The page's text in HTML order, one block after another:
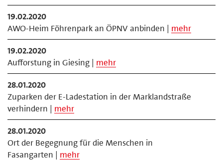
19.02.2020
AWO-Heim Föhrenpark an ÖPNV anbinden | mehr
19.02.2020
Aufforstung in Giesing | mehr
28.01.2020
Zuparken der E-Ladestation in der Marklandstraße
verhindern | mehr
28.01.2020
Ort der Begegnung für die Menschen in
Fasangarten | mehr